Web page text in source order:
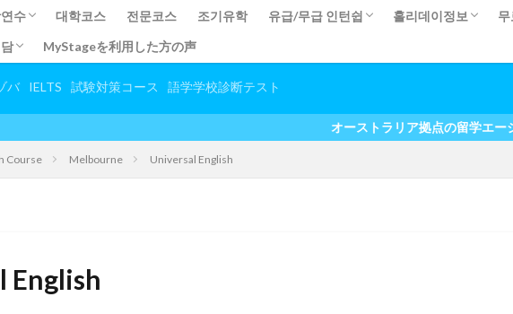
수
에서 어학교 찾기
연수
영어연수어린이영어교사과정)
영어교사과정)
대학코스 전문코스 조기유학 유급/무급 인턴쉽 홀리데이정보
쉽 후기
インターンシップ体験談
生春休み/夏休みプログラム体験談
ンティア体験談
ムステイ・田舎ステイ
ステージ利用者の声
체험담
ライン留学＆英会話
MyStageを利用した方の声
バ IELTS 試験対策コース 語学学校診断テスト
オーストラリア拠点の留学エージェント お得なキャ
Course Melbourne Universal English
English